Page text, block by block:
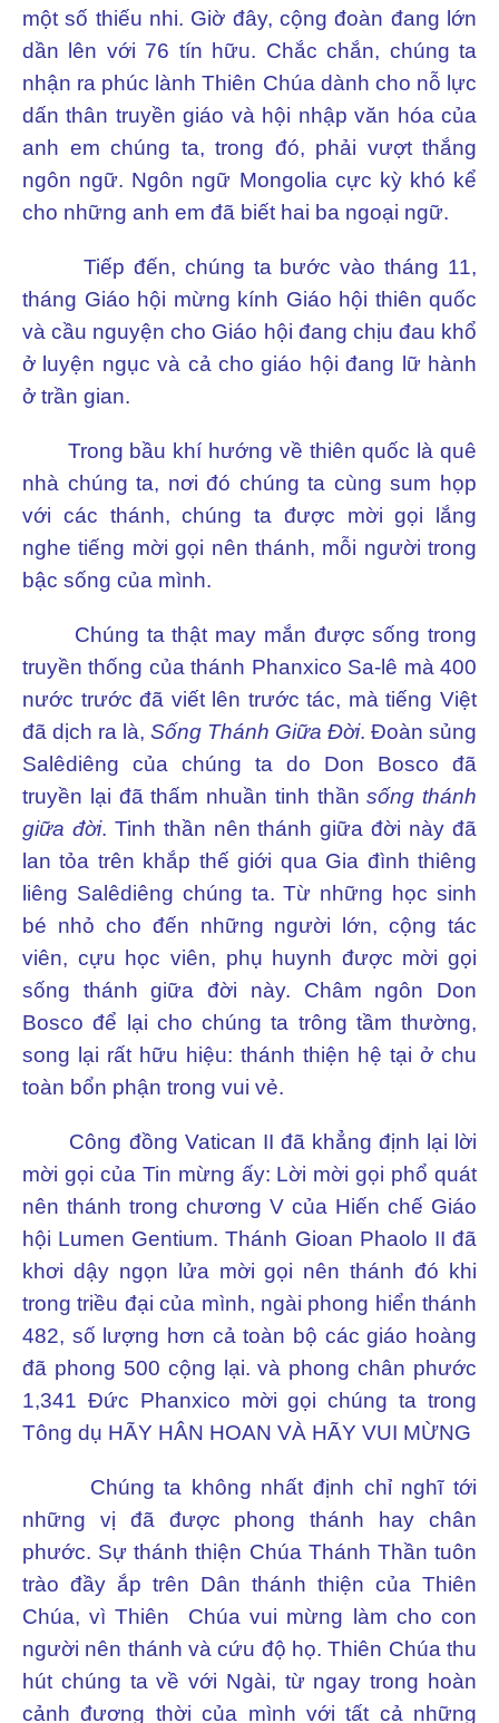
một số thiếu nhi. Giờ đây, cộng đoàn đang lớn
dần lên với 76 tín hữu. Chắc chắn, chúng ta
nhận ra phúc lành Thiên Chúa dành cho nỗ lực
dấn thân truyền giáo và hội nhập văn hóa của
anh em chúng ta, trong đó, phải vượt thắng
ngôn ngữ. Ngôn ngữ Mongolia cực kỳ khó kể
cho những anh em đã biết hai ba ngoại ngữ.
Tiếp đến, chúng ta bước vào tháng 11,
tháng Giáo hội mừng kính Giáo hội thiên quốc
và cầu nguyện cho Giáo hội đang chịu đau khổ
ở luyện ngục và cả cho giáo hội đang lữ hành
ở trần gian.
Trong bầu khí hướng về thiên quốc là quê
nhà chúng ta, nơi đó chúng ta cùng sum họp
với các thánh, chúng ta được mời gọi lắng
nghe tiếng mời gọi nên thánh, mỗi người trong
bậc sống của mình.
Chúng ta thật may mắn được sống trong
truyền thống của thánh Phanxico Sa-lê mà 400
nước trước đã viết lên trước tác, mà tiếng Việt
đã dịch ra là, Sống Thánh Giữa Đời. Đoàn sủng
Salêdiêng của chúng ta do Don Bosco đã
truyền lại đã thấm nhuần tinh thầnsống thánh
giữa đời. Tinh thần nên thánh giữa đời này đã
lan tỏa trên khắp thế giới qua Gia đình thiêng
liêng Salêdiêng chúng ta. Từ những học sinh
bé nhỏ cho đến những người lớn, cộng tác
viên, cựu học viên, phụ huynh được mời gọi
sống thánh giữa đời này. Châm ngôn Don
Bosco để lại cho chúng ta trông tầm thường,
song lại rất hữu hiệu: thánh thiện hệ tại ở chu
toàn bổn phận trong vui vẻ.
Công đồng Vatican II đã khẳng định lại lời
mời gọi của Tin mừng ấy: Lời mời gọi phổ quát
nên thánh trong chương V của Hiến chế Giáo
hội Lumen Gentium. Thánh Gioan Phaolo II đã
khơi dậy ngọn lửa mời gọi nên thánh đó khi
trong triều đại của mình, ngài phong hiển thánh
482, số lượng hơn cả toàn bộ các giáo hoàng
đã phong 500 cộng lại. và phong chân phước
1,341 Đức Phanxico mời gọi chúng ta trong
Tông dụ HÃY HÂN HOAN VÀ HÃY VUI MỪNG
Chúng ta không nhất định chỉ nghĩ tới
những vị đã được phong thánh hay chân
phước. Sự thánh thiện Chúa Thánh Thần tuôn
trào đầy ắp trên Dân thánh thiện của Thiên
Chúa, vì Thiên Chúa vui mừng làm cho con
người nên thánh và cứu độ họ. Thiên Chúa thu
hút chúng ta về với Ngài, từ ngay trong hoàn
cảnh đương thời của mình với tất cả những